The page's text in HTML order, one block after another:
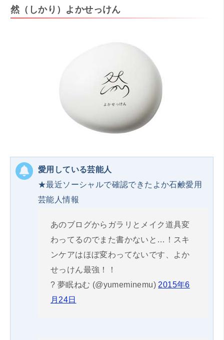
然（しかり）よかせっけん
愛用している芸能人
★最近ソーシャルで確認できたよか石鹸愛用
芸能人情報
あのブログからガラリとメイク道具変
わってるのでまた書かないと…！スキ
ンケアはほぼ変わってないです、よか
せっけん最強！！
? 夢眠ねむ (@yumeminemu) 2015年6
月24日